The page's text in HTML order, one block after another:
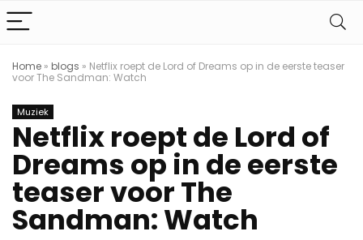
Home » blogs » Netflix roept de Lord of Dreams op in de eerste teaser
voor The Sandman: Watch
Muziek
Netflix roept de Lord of
Dreams op in de eerste
teaser voor The
Sandman: Watch